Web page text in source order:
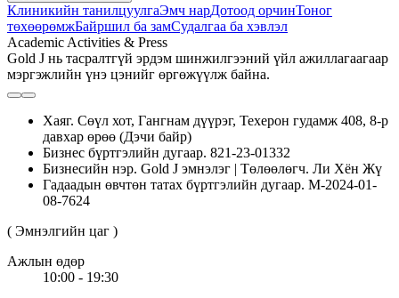
Клиникийн танилцуулгаЭмч нарДотоод орчинТоног
төхөөрөмжБайршил ба замСудалгаа ба хэвлэл
Academic Activities & Press
Gold J нь тасралтгүй эрдэм шинжилгээний үйл ажиллагаагаар
мэргэжлийн үнэ цэнийг өргөжүүлж байна.
Хаяг. Сөүл хот, Гангнам дүүрэг, Техерон гудамж 408, 8-р
давхар өрөө (Дэчи байр)
Бизнес бүртгэлийн дугаар. 821-23-01332
Бизнесийн нэр. Gold J эмнэлэг | Төлөөлөгч. Ли Хён Жү
Гадаадын өвчтөн татах бүртгэлийн дугаар. M-2024-01-
08-7624
( Эмнэлгийн цаг )
Ажлын өдөр
10:00 - 19:30